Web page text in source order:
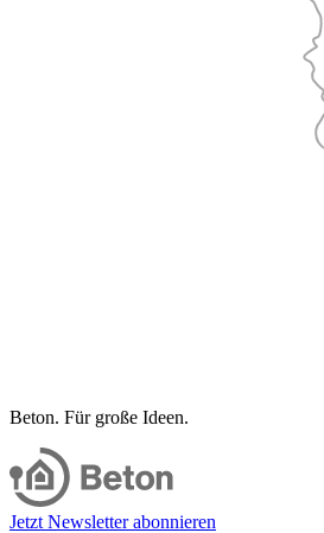
Beton. Für große Ideen.
Jetzt Newsletter abonnieren